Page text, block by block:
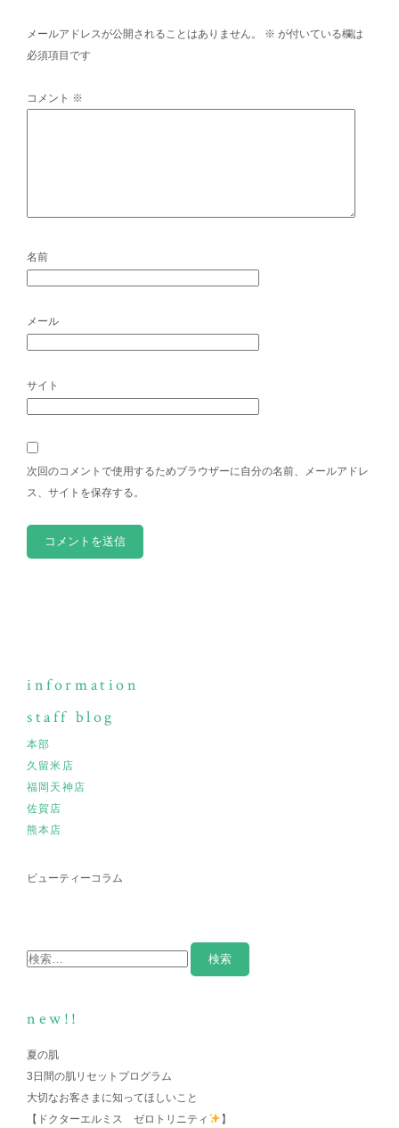
メールアドレスが公開されることはありません。 ※ が付いている欄は
必須項目です
コメント ※
名前
メール
サイト
次回のコメントで使用するためブラウザーに自分の名前、メールアドレ
ス、サイトを保存する。
information
staff blog
本部
久留米店
福岡天神店
佐賀店
熊本店
ビューティーコラム
new!!
夏の肌
3日間の肌リセットプログラム
大切なお客さまに知ってほしいこと
【ドクターエルミス ゼロトリニティ
】